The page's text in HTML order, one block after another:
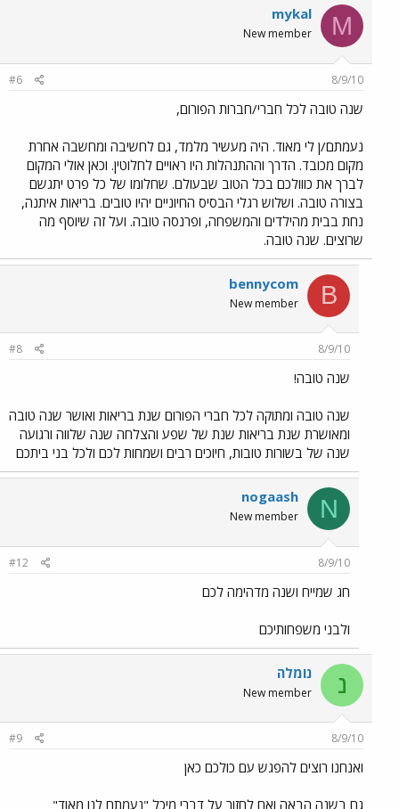
M
mykal
New member
8/9/10
#6
שנה טובה לכל חברי/חברות הפורום,
נעמתם/ן לי מאוד. היה מעשיר מלמד, גם לחשיבה ומחשבה אחרת
מקום מכובד. הדרך וההתנהלות היו ראויים לחלוטין. וכאן אולי המקום
לברך את כווולכם בכל הטוב שבעולם. שחלומו של כל פרט יתגשם
בצורה טובה. ושלוש רגלי הבסיס החיוניים יהיו טובים. בריאות איתנה,
נחת בבית מהילדים והמשפחה, ופרנסה טובה. ועל זה שיוסף מה
שרוצים. שנה טובה.
B
bennycom
New member
8/9/10
#8
שנה טובה!
שנה טובה ומתוקה לכל חברי הפורום שנת בריאות ואושר שנה טובה
ומאושרת שנת בריאות שנת של שפע והצלחה שנה שלווה ורגועה
שנה של בשורות טובות, חיוכים רבים ושמחות לכם ולכל בני ביתכם
N
nogaash
New member
8/9/10
#12
חג שמייח ושנה מדהימה לכם
ולבני משפחותיכם
נ נומלה
New member
8/9/10
#9
ואנחנו רוצים להפגש עם כולכם כאן
גם בשנה הבאה ואם לחזור על דברי מיכל "נעמתם לנו מאוד"